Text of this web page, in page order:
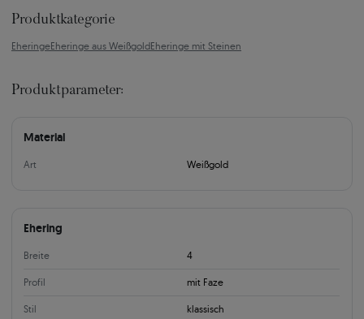
Produktkategorie
EheringeEheringe aus WeißgoldEheringe mit Steinen
Produktparameter:
Material
Art Weißgold
Ehering
Breite 4
Profil mit Faze
Stil klassisch